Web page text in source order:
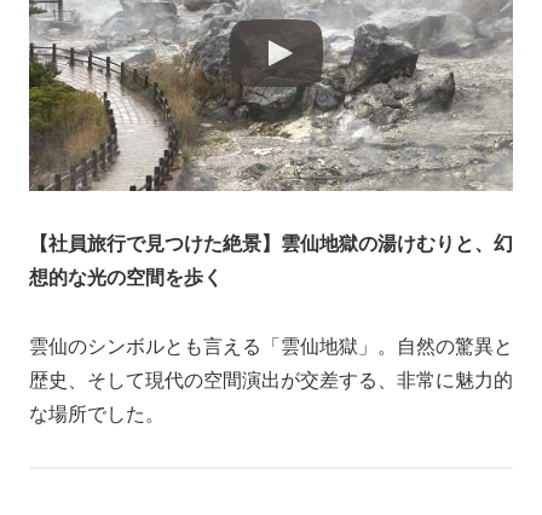
【社員旅行で見つけた絶景】雲仙地獄の湯けむりと、幻
想的な光の空間を歩く
雲仙のシンボルとも言える「雲仙地獄」。自然の驚異と
歴史、そして現代の空間演出が交差する、非常に魅力的
な場所でした。